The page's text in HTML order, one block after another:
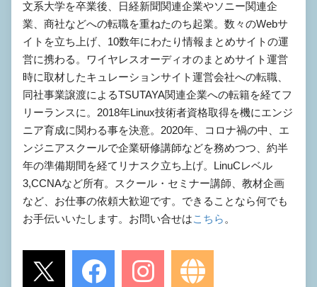
文系大学を卒業後、日経新聞関連企業やソニー関連企
業、商社などへの転職を重ねたのち起業。数々のWebサ
イトを立ち上げ、10数年にわたり情報まとめサイトの運
営に携わる。ワイヤレスオーディオのまとめサイト運営
時に取材したキュレーションサイト運営会社への転職、
同社事業譲渡によるTSUTAYA関連企業への転籍を経てフ
リーランスに。2018年Linux技術者資格取得を機にエンジ
ニア育成に関わる事を決意。2020年、コロナ禍の中、エ
ンジニアスクールで企業研修講師などを務めつつ、約半
年の準備期間を経てリナスク立ち上げ。LinuCレベル
3,CCNAなど所有。スクール・セミナー講師、教材企画
など、お仕事の依頼大歓迎です。できることなら何でも
お手伝いいたします。お問い合せはこちら 。